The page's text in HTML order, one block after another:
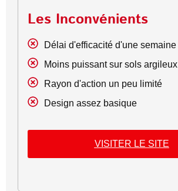
Les Inconvénients
Délai d'efficacité d'une semaine
Moins puissant sur sols argileux
Rayon d'action un peu limité
Design assez basique
VISITER LE SITE